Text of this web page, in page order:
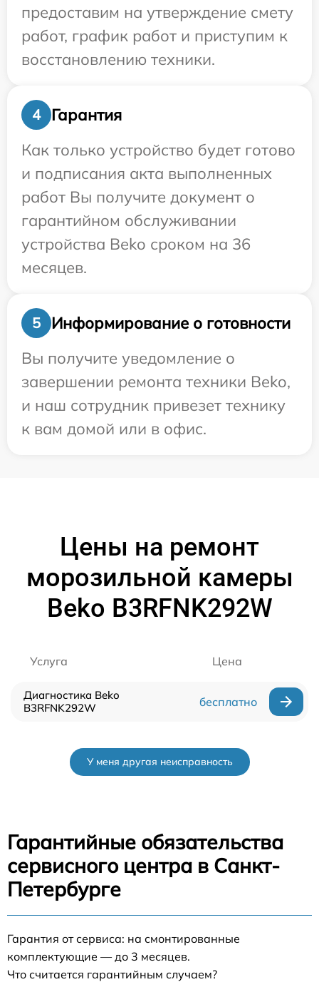
предоставим на утверждение смету
работ, график работ и приступим к
восстановлению техники.
4
Гарантия
Как только устройство будет готово
и подписания акта выполненных
работ Вы получите документ о
гарантийном обслуживании
устройства Beko сроком на 36
месяцев.
5
Информирование о готовности
Вы получите уведомление о
завершении ремонта техники Beko,
и наш сотрудник привезет технику
к вам домой или в офис.
Цены на ремонт
морозильной камеры
Beko B3RFNK292W
Услуга Цена
Диагностика Beko
B3RFNK292W
бесплатно
У меня другая неисправность
Гарантийные обязательства
сервисного центра в Санкт-
Петербурге
Гарантия от сервиса: на смонтированные
комплектующие — до 3 месяцев.
Что считается гарантийным случаем?